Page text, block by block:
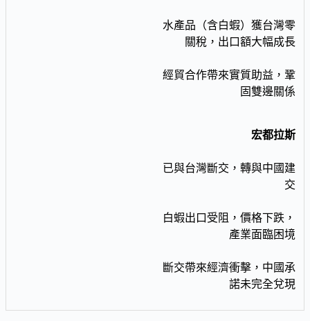
水產品（含白蝦）獲台灣零
關稅，出口額大幅成長
經貿合作帶來實質助益，鞏
固雙邊關係
宏都拉斯
已與台灣斷交，轉與中國建
交
白蝦出口受阻，價格下跌，
產業面臨困境
斷交帶來經濟衝擊，中國承
諾未完全兌現